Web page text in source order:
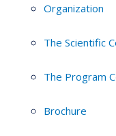
Organization
The Scientific
The Program
Brochure